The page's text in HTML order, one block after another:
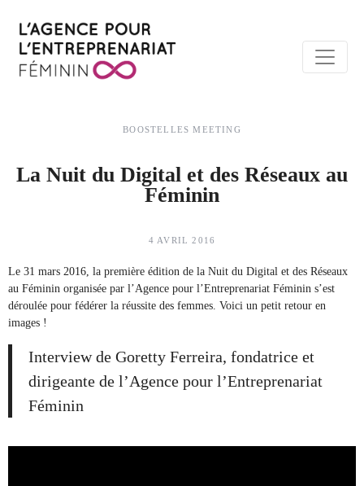
BOOSTELLES MEETING
La Nuit du Digital et des Réseaux au
Féminin
4 AVRIL 2016
Le 31 mars 2016, la première édition de la Nuit du Digital et des Réseaux
au Féminin organisée par l’Agence pour l’Entreprenariat Féminin s’est
déroulée pour fédérer la réussite des femmes. Voici un petit retour en
images !
Interview de Goretty Ferreira, fondatrice et
dirigeante de l’Agence pour l’Entreprenariat
Féminin